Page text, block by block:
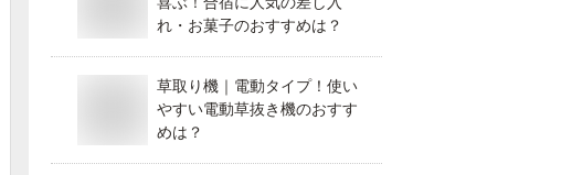
れ・お菓子のおすすめは？
草取り機｜電動タイプ！使い
やすい電動草抜き機のおすす
めは？